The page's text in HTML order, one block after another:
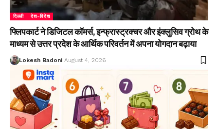
दिल्ली देश-विदेश
फ्लिपकार्ट ने डिजिटल कॉमर्स, इन्फ्रास्ट्रक्चर और इंक्लुसिव ग्रोथ के
माध्यम से उत्तर प्रदेश के आर्थिक परिवर्तन में अपना योगदान बढ़ाया
Lokesh Badoni August 4, 2026